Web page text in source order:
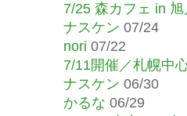
7/25 森カフェ in
ナスケン 07/24
nori 07/22
7/11開催／札幌中
ナスケン 06/30
かるな 06/29